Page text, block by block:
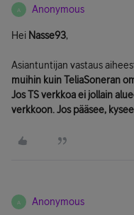
A Anonymous
Hei Nasse93,
Asiantuntijan vastaus
muihin kuin TeliaSoneran
Jos TS verkkoa ei jollain
verkkoon. Jos pääsee,
A Anonymous